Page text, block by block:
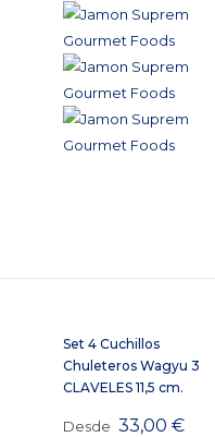
Set 4 Cuchillos
Chuleteros Wagyu 3
CLAVELES 11,5 cm.
Desde 33,00€